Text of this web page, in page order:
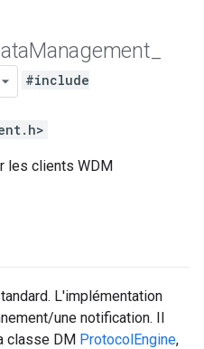
Management
#include
les clients WDM
L'implémentation
une notification. Il
classe DM ProtocolEngine,